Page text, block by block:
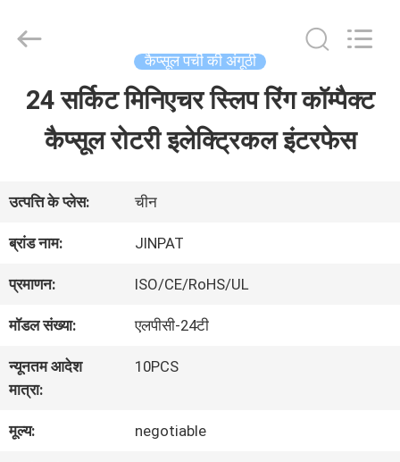
वीआर
दिखाएँ
हमारे
बारे
में
Electronics
कैप्सूल पर्ची की अंगूठी
24 सर्किट मिनिएचर स्लिप रिंग कॉम्पैक्ट
कैप्सूल रोटरी इलेक्ट्रिकल इंटरफेस
उत्पत्ति के प्लेस: चीन
ब्रांड नाम: JINPAT
प्रमाणन: ISO/CE/RoHS/UL
मॉडल संख्या: एलपीसी-24टी
न्यूनतम आदेश
मात्रा:
10PCS
मूल्य: negotiable